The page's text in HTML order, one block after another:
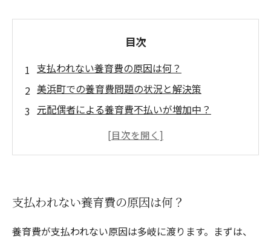
目次
支払われない養育費の原因は何？
美浜町での養育費問題の状況と解決策
元配偶者による養育費不払いが増加中？
養育費不払いによる子供の生活にどの程度影響
支払われない養育費の原因は何？
養育費が支払われない原因は多岐に渡ります。まずは、